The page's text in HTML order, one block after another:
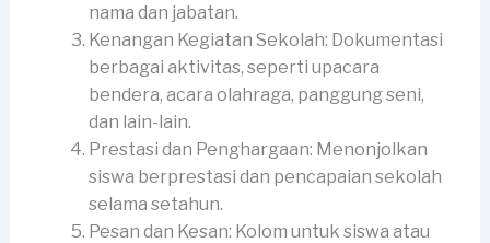
nama dan jabatan.
Kenangan Kegiatan Sekolah: Dokumentasi
berbagai aktivitas, seperti upacara
bendera, acara olahraga, panggung seni,
dan lain-lain.
Prestasi dan Penghargaan: Menonjolkan
siswa berprestasi dan pencapaian sekolah
selama setahun.
Pesan dan Kesan: Kolom untuk siswa atau